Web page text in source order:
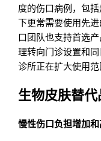
度的伤口病例，包
下更常需要使用先
口团队也支持首选
理转向门诊设置和
诊所正在扩大使用范
生物皮肤替
慢性伤口负担增加